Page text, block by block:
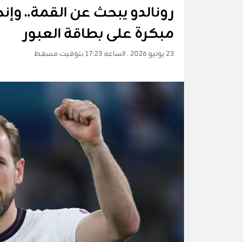
رونالدو يبحث عن القمة..
مبكرة على بطاقة العبور
23 يونيو 2026 . الساعة 17:23 بتوقيت مسقط